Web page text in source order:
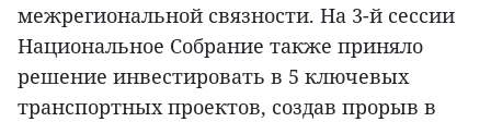
межрегиональной связности. На 3-й сессии
Национальное Собрание также приняло
решение инвестировать в 5 ключевых
транспортных проектов, создав прорыв в